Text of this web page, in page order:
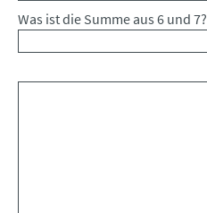
Was ist die Summe aus 6 und 7?